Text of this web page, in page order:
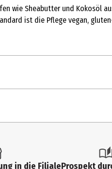
wie Sheabutter und
ist die Pflege vegan,
in die FilialeProspekt